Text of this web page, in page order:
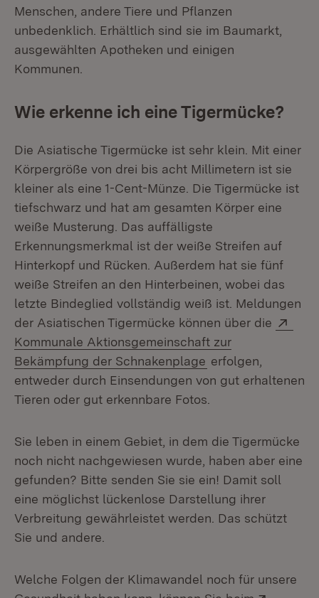
Menschen, andere Tiere und Pflanzen
unbedenklich. Erhältlich sind sie im Baumarkt,
ausgewählten Apotheken und einigen
Kommunen.
Wie erkenne ich eine Tigermücke?
Die Asiatische Tigermücke ist sehr klein. Mit einer
Körpergröße von drei bis acht Millimetern ist sie
kleiner als eine 1-Cent-Münze. Die Tigermücke ist
tiefschwarz und hat am gesamten Körper eine
weiße Musterung. Das auffälligste
Erkennungsmerkmal ist der weiße Streifen auf
Hinterkopf und Rücken. Außerdem hat sie fünf
weiße Streifen an den Hinterbeinen, wobei das
letzte Bindeglied vollständig weiß ist. Meldungen
der Asiatischen Tigermücke können über die
Kommunale Aktionsgemeinschaft zur
Bekämpfung der Schnakenplage (Öffnet in neuem
erfolgen,
entweder durch Einsendungen von gut erhaltenen
Tieren oder gut erkennbare Fotos.
Sie leben in einem Gebiet, in dem die Tigermücke
noch nicht nachgewiesen wurde, haben aber eine
gefunden? Bitte senden Sie sie ein! Damit soll
eine möglichst lückenlose Darstellung ihrer
Verbreitung gewährleistet werden. Das schützt
Sie und andere.
Welche Folgen der Klimawandel noch für unsere